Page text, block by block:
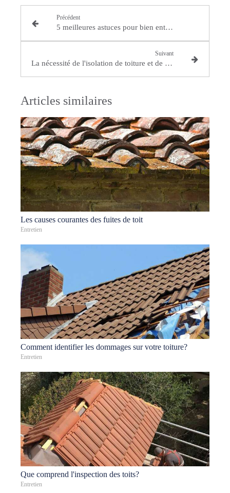
Précédent
5 meilleures astuces pour bien entretenir votre toit
Suivant
La nécessité de l'isolation de toiture et de combles
Articles similaires
Les causes courantes des fuites de toit
Entretien
Comment identifier les dommages sur votre toiture?
Entretien
Que comprend l'inspection des toits?
Entretien